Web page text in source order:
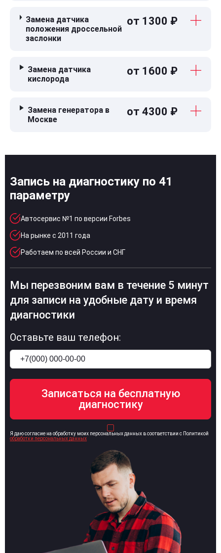
Замена датчика
положения дроссельной
заслонки
от 1300 ₽
Замена датчика
кислорода
от 1600 ₽
Замена генератора в
Москве
от 4300 ₽
Запись на диагностику по 41
параметру
Автосервис №1 по версии Forbes
На рынке с 2011 года
Работаем по всей России и СНГ
Мы перезвоним вам в течение 5 минут
для записи на удобные дату и время
диагностики
Оставьте ваш телефон:
Я даю согласие на обработку моих персональных данных в соответствии с Политикой
обработки персональных данных